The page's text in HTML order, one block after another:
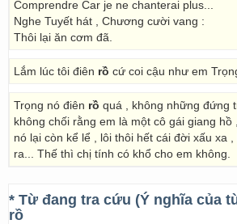
Comprendre Car je ne chanterai plus...
Nghe Tuyết hát , Chương cười vang :
Thôi lại ăn cơm đã.
Lắm lúc tôi điên rồ cứ coi cậu như em
Trọng nó điên rồ quá , không những đứng
không chối rằng em là một cô gái giang hồ
nó lại còn kể lể , lôi thôi hết cái đời xấu xa
ra... Thế thì chị tính có khổ cho em không.
* Từ đang tra cứu (Ý nghĩa của
rồ